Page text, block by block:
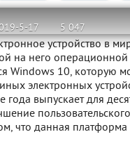
5-17 5 047
устройство в
на него
Windows 10, которую
электронных
года выпускает для
что данная